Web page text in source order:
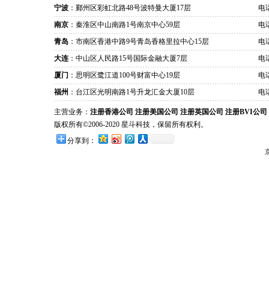
宁波 ：鄞州区彩虹北路48号波特曼大厦17层
电
南京 ：秦淮区中山南路1号南京中心59层
电
青岛 ：市南区香港中路9号青岛香格里拉中心15层
电
大连 ：中山区人民路15号国际金融大厦7层
电
厦门 ：思明区鹭江道100号财富中心19层
电
福州 ：台江区光明南路1号升龙汇金大厦10层 电
主营业务： 注册香港公司 注册美国公司 注册英国公司 注册BVI公司
版权所有©2006-2020 星斗科技，保留所有权利。
分享到：